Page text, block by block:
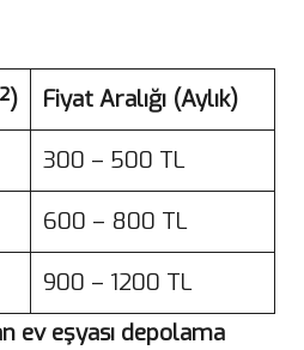
Fiyat Aralığı (Aylık)
300 – 500 TL
600 – 800 TL
900 – 1200 TL
ev eşyası depolama